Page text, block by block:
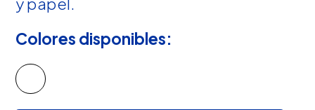
Colores disponibles: